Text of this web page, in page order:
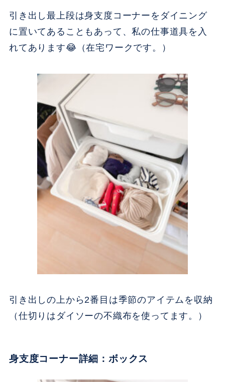
引き出し最上段は身支度コーナーをダイニング
に置いてあることもあって、私の仕事道具を入
れてあります😂（在宅ワークです。）
引き出しの上から2番目は季節のアイテムを収納
（仕切りはダイソーの不織布を使ってます。）
身支度コーナー詳細：ボックス